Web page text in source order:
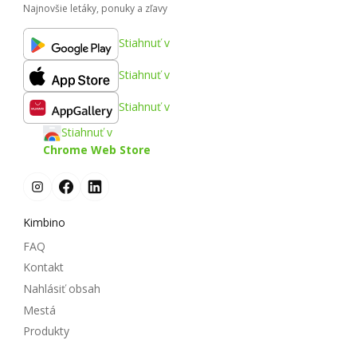
Najnovšie letáky, ponuky a zľavy
Stiahnuť v
Stiahnuť v
Stiahnuť v
Stiahnuť v
Chrome Web Store
Kimbino
FAQ
Kontakt
Nahlásiť obsah
Mestá
Produkty